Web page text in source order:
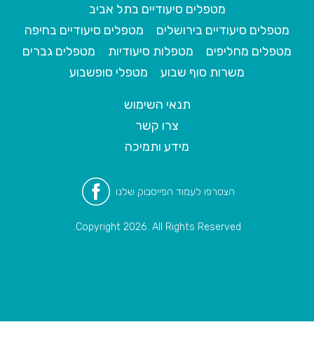
מטפלים סיעודיים בתל אביב
מטפלים סיעודיים בירושלים
מטפלים סיעודיים בחיפה
מטפלים מחליפים
מטפלות סיעודיות
מטפלים גברים
משרות סוף שבוע
מטפלי סופשבוע
תנאי השימוש
צרו קשר
מידע ותמיכה
הצטרפו לעמוד הפייסבוק שלנו
Copyright 2026. All Rights Reserved.